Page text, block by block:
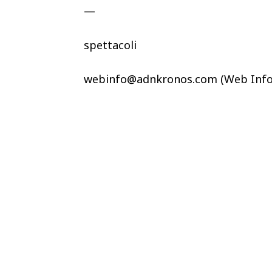
—
spettacoli
webinfo@adnkronos.com (Web